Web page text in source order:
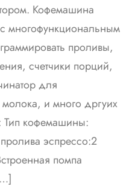
Кофемашина
многофункциональным
проливы,
счетчики порций,
для
молока, и много дргуих
Тип кофемашины:
пролива эспрессо:2
помпа